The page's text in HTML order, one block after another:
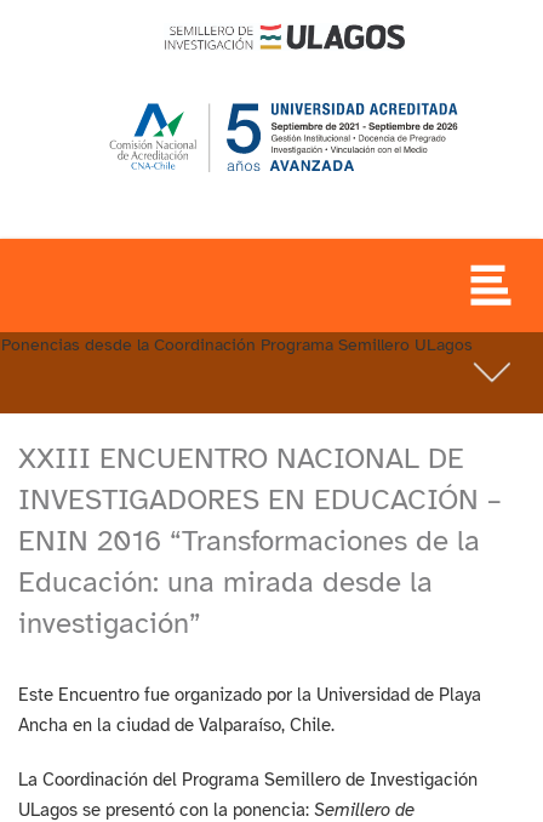
Ponencias desde la Coordinación Programa Semillero ULagos
XXIII ENCUENTRO NACIONAL DE
INVESTIGADORES EN EDUCACIÓN –
ENIN 2016 “Transformaciones de la
Educación: una mirada desde la
investigación”
Este Encuentro fue organizado por la Universidad de Playa
Ancha en la ciudad de Valparaíso, Chile.
La Coordinación del Programa Semillero de Investigación
ULagos se presentó con la ponencia: Semillero de